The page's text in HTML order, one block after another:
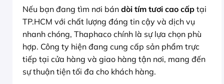
Nếu bạn đang tìm nơi bán dòi tím tươi cao cấp tại
TP.HCM với chất lượng đáng tin cậy và dịch vụ
nhanh chóng, Thaphaco chính là sự lựa chọn phù
hợp. Công ty hiện đang cung cấp sản phẩm trực
tiếp tại cửa hàng và giao hàng tận nơi, mang đến
sự thuận tiện tối đa cho khách hàng.